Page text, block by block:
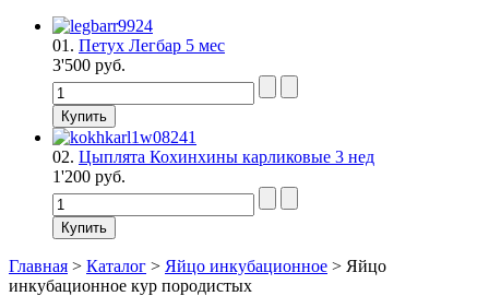
01. Петух Легбар 5 мес
3'500 руб.
02. Цыплята Кохинхины карликовые 3 нед
1'200 руб.
Главная > Каталог > Яйцо инкубационное > Яйцо
инкубационное кур породистых